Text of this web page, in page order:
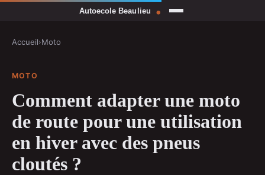
Accueil›Moto
MOTO
Comment adapter une moto
de route pour une utilisation
en hiver avec des pneus
cloutés ?